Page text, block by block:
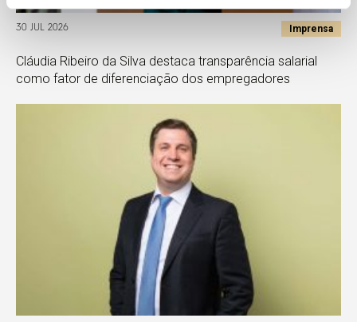
30 JUL 2026 Imprensa
Cláudia Ribeiro da Silva destaca transparência salarial
como fator de diferenciação dos empregadores